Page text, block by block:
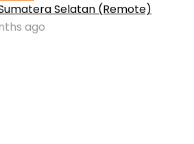
Selatan (Remote)
ago